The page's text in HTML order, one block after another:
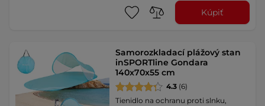
Kúpiť
Samorozkladací plážový stan
inSPORTline Gondara
140x70x55 cm
4.3 (6)
Tienidlo na ochranu proti slnku,